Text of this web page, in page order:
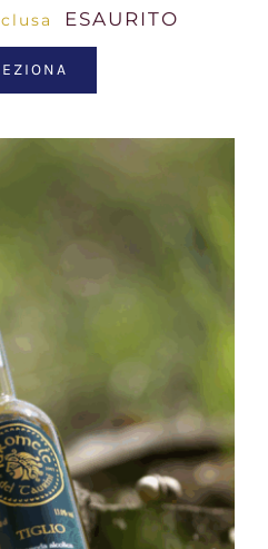
ESAURITO